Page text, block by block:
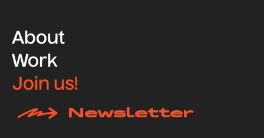
About
Work
Join us!
Newsletter